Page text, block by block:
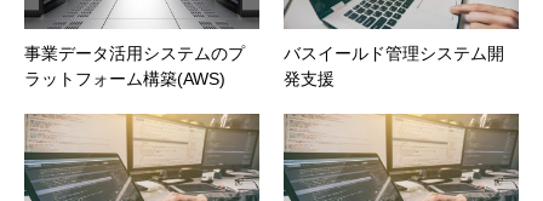
事業データ活用システムのプ
ラットフォーム構築(AWS)
バスイールド管理システム開
発支援